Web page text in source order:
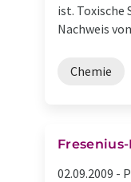
ist. Toxische
Nachweis
Chemie
02.09.2009 -